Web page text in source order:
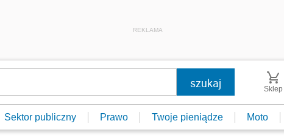
REKLAMA
Sklep
Sektor publiczny Prawo Twoje pieniądze Moto